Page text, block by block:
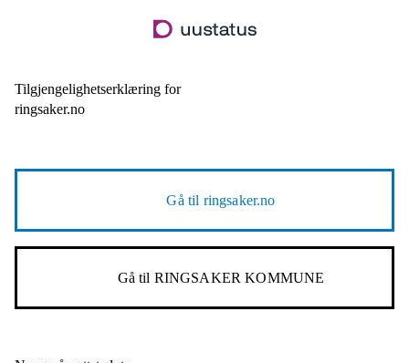
til
Tilgjengelighetserklæring for
ringsaker.no
Gå til ringsaker.no
Gå til RINGSAKER KOMMUNE